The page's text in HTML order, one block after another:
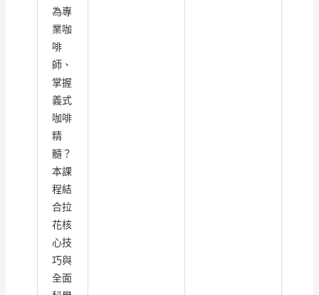
為專
業咖
啡
師、
掌握
義式
咖啡
精
髓？
本課
程結
合拉
花核
心技
巧與
全面